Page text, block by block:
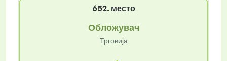
652. место
Обложувач
Трговија